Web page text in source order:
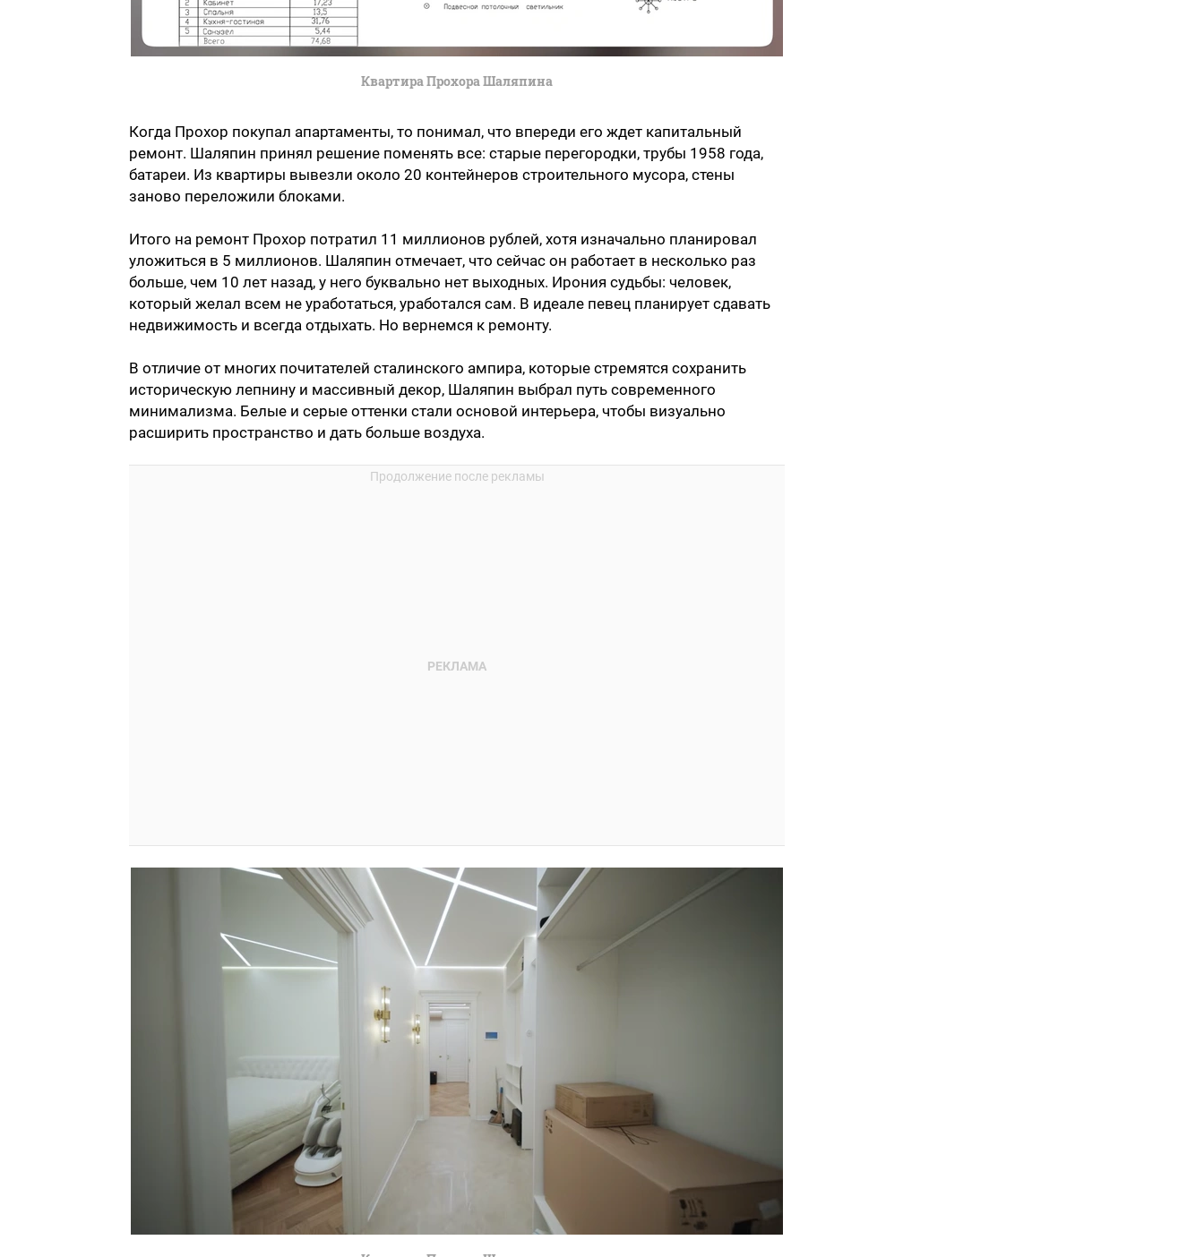
Квартира Прохора Шаляпина
Когда Прохор покупал апартаменты, то понимал, что впереди его ждет капитальный
ремонт. Шаляпин принял решение поменять все: старые перегородки, трубы 1958 года,
батареи. Из квартиры вывезли около 20 контейнеров строительного мусора, стены
заново переложили блоками.
Итого на ремонт Прохор потратил 11 миллионов рублей, хотя изначально планировал
уложиться в 5 миллионов. Шаляпин отмечает, что сейчас он работает в несколько раз
больше, чем 10 лет назад, у него буквально нет выходных. Ирония судьбы: человек,
который желал всем не уработаться, уработался сам. В идеале певец планирует сдавать
недвижимость и всегда отдыхать. Но вернемся к ремонту.
В отличие от многих почитателей сталинского ампира, которые стремятся сохранить
историческую лепнину и массивный декор, Шаляпин выбрал путь современного
минимализма. Белые и серые оттенки стали основой интерьера, чтобы визуально
расширить пространство и дать больше воздуха.